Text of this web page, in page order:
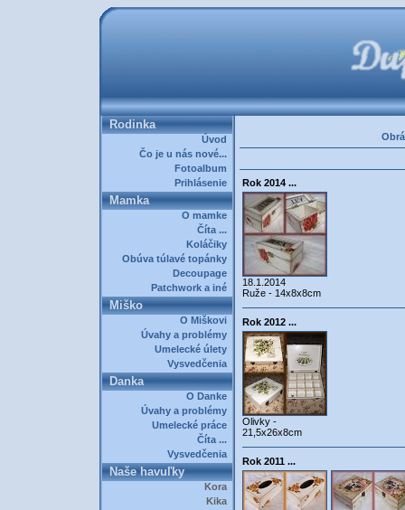
Rodinka
Úvod
Čo je u nás nové...
Fotoalbum
Prihlásenie
Mamka
O mamke
Číta ...
Koláčiky
Obúva túlavé topánky
Decoupage
Patchwork a iné
Miško
O Miškovi
Úvahy a problémy
Umelecké úlety
Vysvedčenia
Danka
O Danke
Úvahy a problémy
Umelecké práce
Číta ...
Vysvedčenia
Naše havuľky
Kora
Kika
Rok 2014 ...
18.1.2014
Ruže - 14x8x8cm
Rok 2012 ...
Olivky -
21,5x26x8cm
Rok 2011 ...